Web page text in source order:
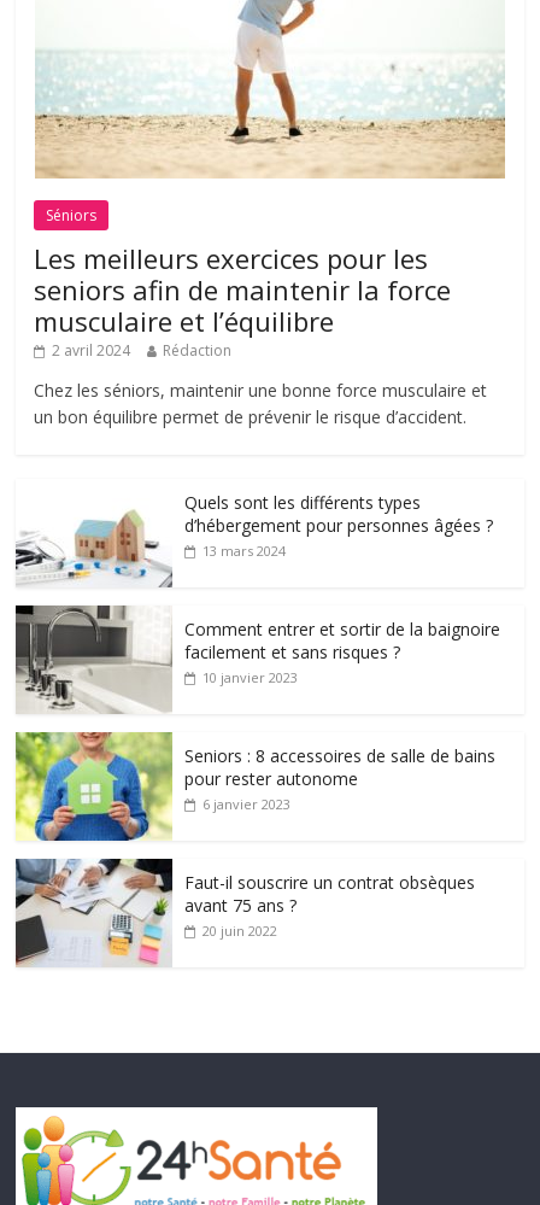
Séniors
Les meilleurs exercices pour les
seniors afin de maintenir la force
musculaire et l’équilibre
2 avril 2024 Rédaction
Chez les séniors, maintenir une bonne force musculaire et
un bon équilibre permet de prévenir le risque d’accident.
Quels sont les différents types
d’hébergement pour personnes âgées ?
13 mars 2024
Comment entrer et sortir de la baignoire
facilement et sans risques ?
10 janvier 2023
Seniors : 8 accessoires de salle de bains
pour rester autonome
6 janvier 2023
Faut-il souscrire un contrat obsèques
avant 75 ans ?
20 juin 2022